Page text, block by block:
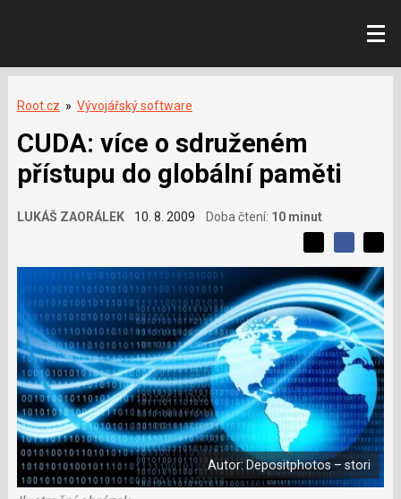
Root.cz » Vývojářský software
CUDA: více o sdruženém
přístupu do globální paměti
LUKÁŠ ZAORÁLEK 10. 8. 2009 Doba čtení: 10 minut
b
í
s
e
v
á
m
č
l
n
e
k
S
d
í
l
e
t
S
d
í
l
e
j
t
e
n
F
a
c
e
b
o
o
k
d
í
l
e
j
t
e
n
a
s
í
t
i
X
Autor: Depositphotos – stori